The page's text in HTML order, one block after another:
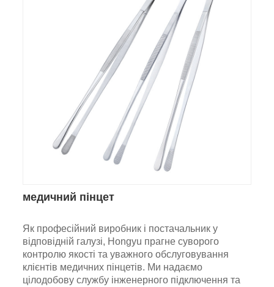
медичний пінцет
Як професійний виробник і постачальник у
відповідній галузі, Hongyu прагне суворого
контролю якості та уважного обслуговування
клієнтів медичних пінцетів. Ми надаємо
цілодобову службу інженерного підключення та